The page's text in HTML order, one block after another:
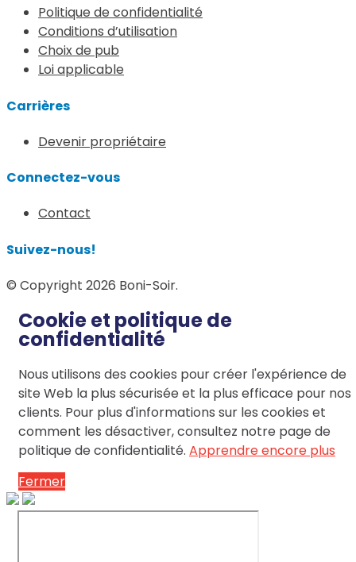
Politique de confidentialité
Conditions d’utilisation
Choix de pub
Loi applicable
Carrières
Devenir propriétaire
Connectez-vous
Contact
Suivez-nous!
© Copyright 2026 Boni-Soir.
Cookie et politique de
confidentialité
Nous utilisons des cookies pour créer l'expérience de
site Web la plus sécurisée et la plus efficace pour nos
clients. Pour plus d'informations sur les cookies et
comment les désactiver, consultez notre page de
politique de confidentialité. Apprendre encore plus
Fermer